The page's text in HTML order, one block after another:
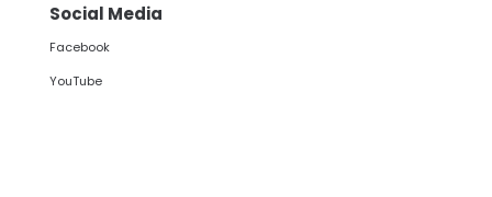
Social Media
Facebook
YouTube